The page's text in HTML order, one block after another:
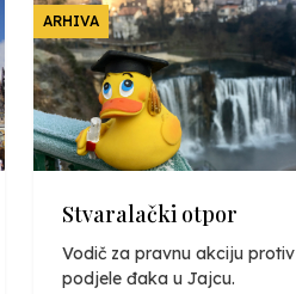
ARHIVA
Stvaralački otpor
Vodič za pravnu akciju protiv
podjele đaka u Jajcu.